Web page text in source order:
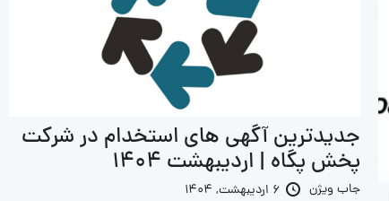
جدیدترین آگهی های استخدام در شرکت
پخش پگاه | اردیبهشت 1404
جاب ویژن 6 اردیبهشت, 1404